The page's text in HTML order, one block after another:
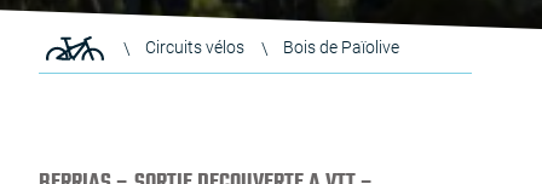
Circuits vélos Bois de Païolive